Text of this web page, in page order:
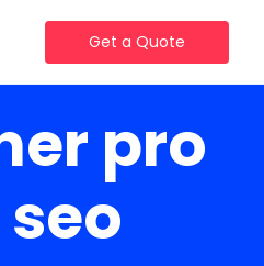
Get a Quote
pro